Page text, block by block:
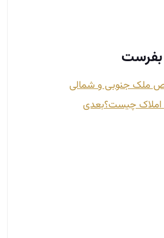
بفرست
ملک جنوبی و شمالی
املاک چیست؟بعدی